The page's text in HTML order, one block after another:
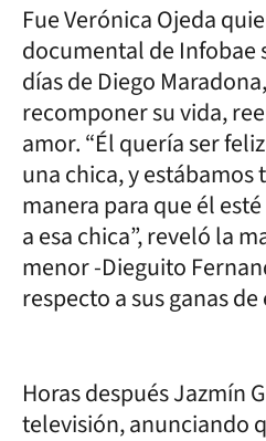
Fue Verónica Ojeda
documental de Infobae
días de Diego
recomponer su vida,
amor. “Él quería ser
una chica, y
manera para que él
a esa chica”, reveló la
menor -Dieguito
respecto a sus ganas
Horas después Jazmín
televisión, anunciando